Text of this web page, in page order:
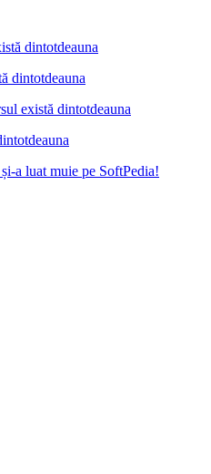
dintotdeauna
dintotdeauna
există dintotdeauna
a luat muie pe SoftPedia!